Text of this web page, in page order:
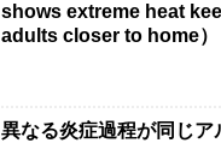
shows extreme heat
adults closer to home）
異なる炎症過程が同じア